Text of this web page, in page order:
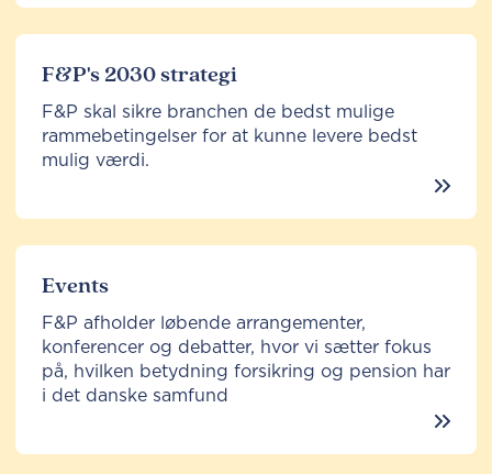
F&P's 2030 strategi
F&P skal sikre branchen de bedst mulige
rammebetingelser for at kunne levere bedst
mulig værdi.
Events
F&P afholder løbende arrangementer,
konferencer og debatter, hvor vi sætter fokus
på, hvilken betydning forsikring og pension har
i det danske samfund